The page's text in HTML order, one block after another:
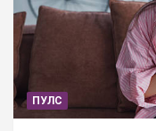
ПУЛС